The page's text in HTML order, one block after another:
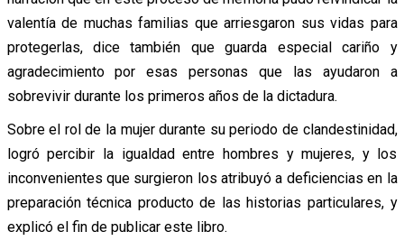
valentía de muchas familias que arriesgaron sus vidas para
protegerlas, dice también que guarda especial cariño y
agradecimiento por esas personas que las ayudaron a
sobrevivir durante los primeros años de la dictadura.
Sobre el rol de la mujer durante su periodo de clandestinidad,
logró percibir la igualdad entre hombres y mujeres, y los
inconvenientes que surgieron los atribuyó a deficiencias en la
preparación técnica producto de las historias particulares, y
explicó el fin de publicar este libro.